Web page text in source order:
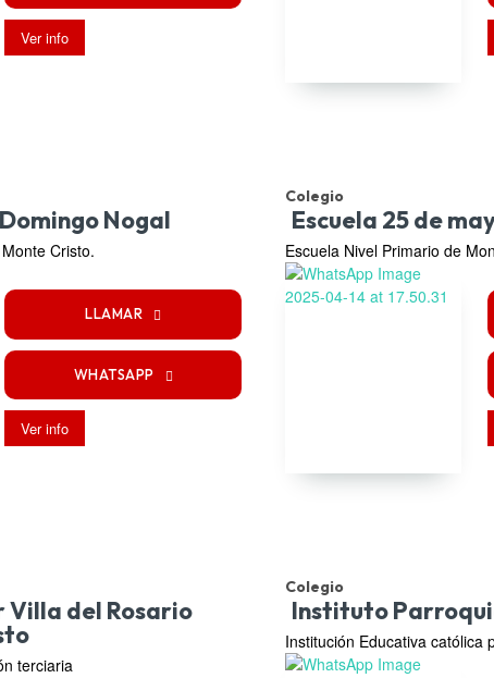
Ver info
Nogal
Cristo.
LLAMAR
WHATSAPP
Ver info
Colegio
Escuela 25 de
Escuela Nivel Primario de
del Rosario
terciaria
Colegio
Instituto
Institución Educativa católica